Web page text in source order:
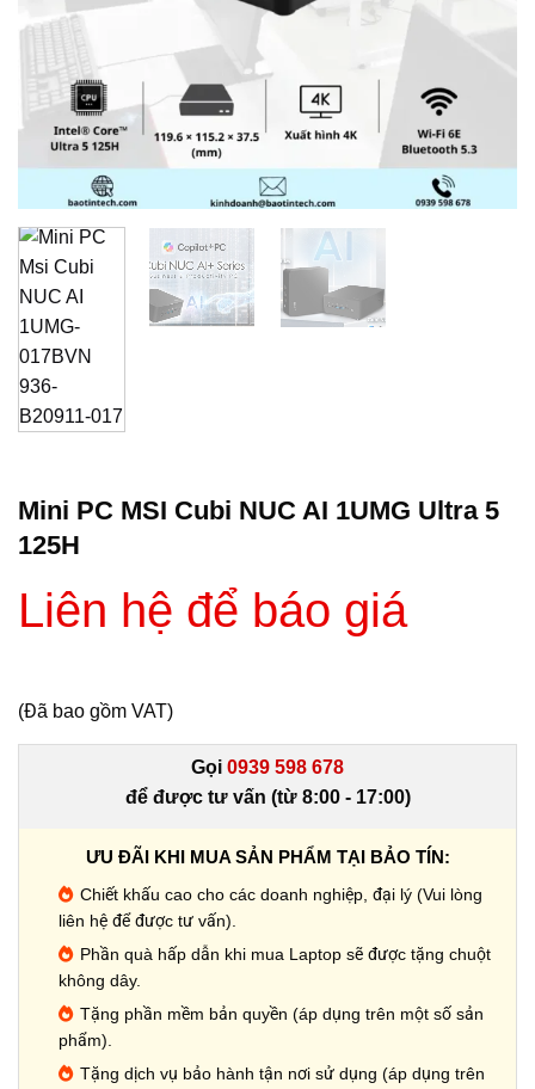
Mini PC MSI Cubi NUC AI 1UMG Ultra 5
125H
Liên hệ để báo giá
(Đã bao gồm VAT)
Gọi 0939 598 678
để được tư vấn (từ 8:00 - 17:00)
ƯU ĐÃI KHI MUA SẢN PHẨM TẠI BẢO TÍN:
Chiết khấu cao cho các doanh nghiệp, đại lý (Vui lòng
liên hệ để được tư vấn).
Phần quà hấp dẫn khi mua Laptop sẽ được tặng chuột
không dây.
Tặng phần mềm bản quyền (áp dụng trên một số sản
phẩm).
Tặng dịch vụ bảo hành tận nơi sử dụng (áp dụng trên